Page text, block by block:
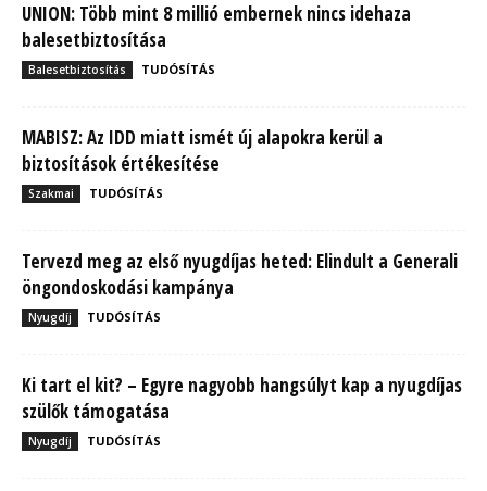
UNION: Több mint 8 millió embernek nincs idehaza
balesetbiztosítása
Balesetbiztosítás TUDÓSÍTÁS
MABISZ: Az IDD miatt ismét új alapokra kerül a
biztosítások értékesítése
Szakmai TUDÓSÍTÁS
Tervezd meg az első nyugdíjas heted: Elindult a Generali
öngondoskodási kampánya
Nyugdíj TUDÓSÍTÁS
Ki tart el kit? – Egyre nagyobb hangsúlyt kap a nyugdíjas
szülők támogatása
Nyugdíj TUDÓSÍTÁS